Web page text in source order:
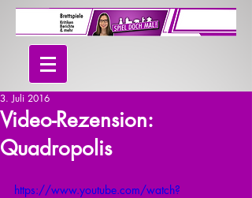
Video-Rezension:
Quadropolis
3. Juli 2016
https://www.youtube.com/watch?